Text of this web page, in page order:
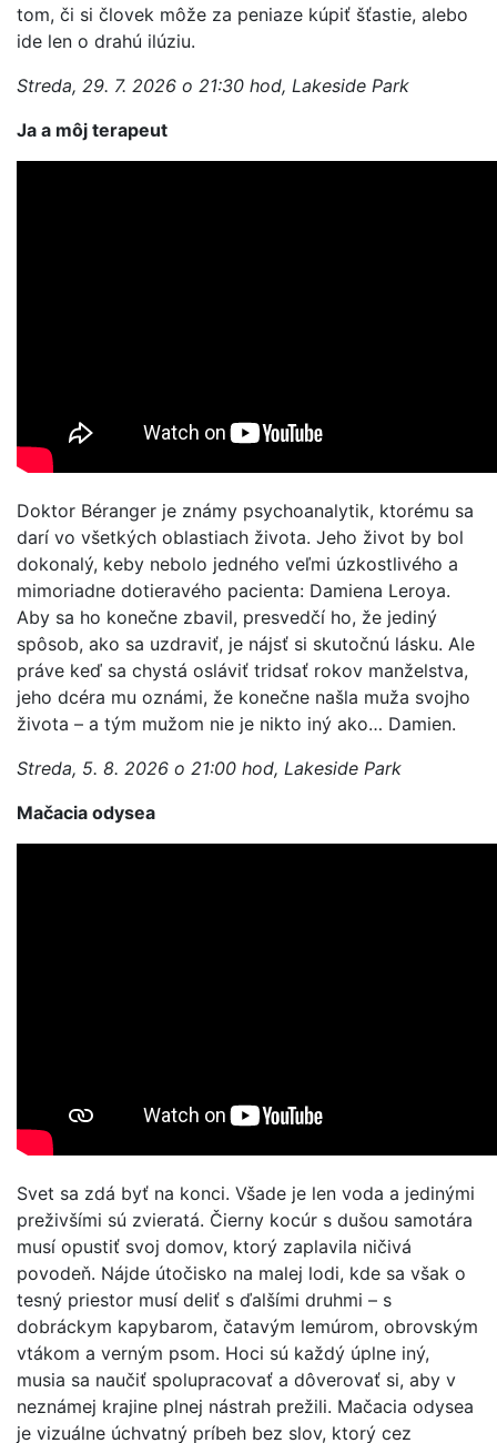
tom, či si človek môže za peniaze kúpiť šťastie, alebo
ide len o drahú ilúziu.
Streda, 29. 7. 2026 o 21:30 hod, Lakeside Park
Ja a môj terapeut
Doktor Béranger je známy psychoanalytik, ktorému sa
darí vo všetkých oblastiach života. Jeho život by bol
dokonalý, keby nebolo jedného veľmi úzkostlivého a
mimoriadne dotieravého pacienta: Damiena Leroya.
Aby sa ho konečne zbavil, presvedčí ho, že jediný
spôsob, ako sa uzdraviť, je nájsť si skutočnú lásku. Ale
práve keď sa chystá osláviť tridsať rokov manželstva,
jeho dcéra mu oznámi, že konečne našla muža svojho
života – a tým mužom nie je nikto iný ako… Damien.
Streda, 5. 8. 2026 o 21:00 hod, Lakeside Park
Mačacia odysea
Svet sa zdá byť na konci. Všade je len voda a jedinými
preživšími sú zvieratá. Čierny kocúr s dušou samotára
musí opustiť svoj domov, ktorý zaplavila ničivá
povodeň. Nájde útočisko na malej lodi, kde sa však o
tesný priestor musí deliť s ďalšími druhmi – s
dobráckym kapybarom, čatavým lemúrom, obrovským
vtákom a verným psom. Hoci sú každý úplne iný,
musia sa naučiť spolupracovať a dôverovať si, aby v
neznámej krajine plnej nástrah prežili. Mačacia odysea
je vizuálne úchvatný príbeh bez slov, ktorý cez